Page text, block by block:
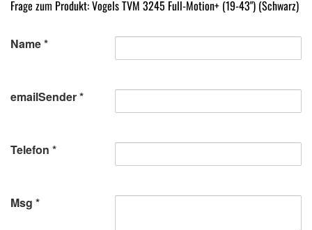
Frage zum Produkt: Vogels TVM 3245 Full-Motion+ (19-43") (Schwarz)
Name
emailSender
Telefon
Msg